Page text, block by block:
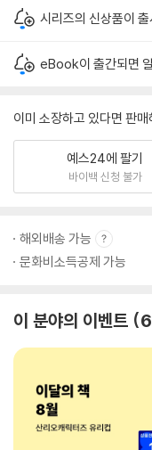
시리즈의 신상품이
eBook이 출간되면
이미 소장하고 있다면 판매
예스24에 팔기
바이백 신청 불가
해외배송 가능
문화비소득공제 가능
이 분야의 이벤트 6